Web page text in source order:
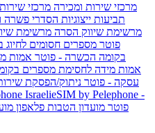
מרכזי שירות ומכירה מרכזי
תביעות ייצוגיות הסדרי פשרה
מרשימת שיווק הסרה מרשימת
פוטר מספרים חסומים
בקומה הכשרה - פוטר אמות
אמות מידה לחסימת מספרים
עסקה - פוטר ניתוק/הפסקת
IsraelieSIM by Pelephone -
פוטר מועדון הטבות פלאפון